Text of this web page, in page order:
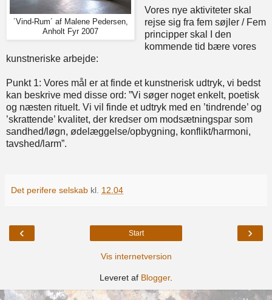
´Vind-Rum´ af Malene Pedersen,
Anholt Fyr 2007
Vores nye aktiviteter skal
rejse sig fra fem søjler / Fem
principper skal I den
kommende tid bære vores
kunstneriske arbejde:
Punkt 1: Vores mål er at finde et kunstnerisk udtryk, vi bedst
kan beskrive med disse ord: ”Vi søger noget enkelt, poetisk
og næsten rituelt. Vi vil finde et udtryk med en ’tindrende’ og
’skrattende’ kvalitet, der kredser om modsætningspar som
sandhed/løgn, ødelæggelse/opbygning, konflikt/harmoni,
tavshed/larm”.
Det perifere selskab kl. 12.04
‹ ›
Start
Vis internetversion
Leveret af Blogger.